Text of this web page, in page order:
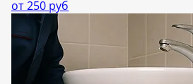
от 250 руб